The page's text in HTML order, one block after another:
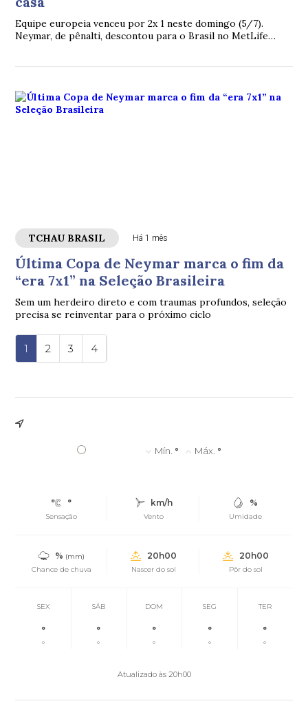
Equipe europeia venceu por 2x 1 neste domingo (5/7).
Neymar, de pênalti, descontou para o Brasil no MetLife
TCHAU BRASIL Há 1 mês
Última Copa de Neymar marca o fim da
“era 7x1” na Seleção Brasileira
Sem um herdeiro direto e com traumas profundos, seleção
precisa se reinventar para o próximo ciclo
1 2 3 4
° Mín. ° Máx. °
°
Sensação
km/h
Vento
%
Umidade
% (mm)
Chance de chuva
20h00
Nascer do sol
20h00
Pôr do sol
SEX
°
°
SÁB
°
°
DOM
°
°
SEG
°
°
TER
°
°
Atualizado às 20h00